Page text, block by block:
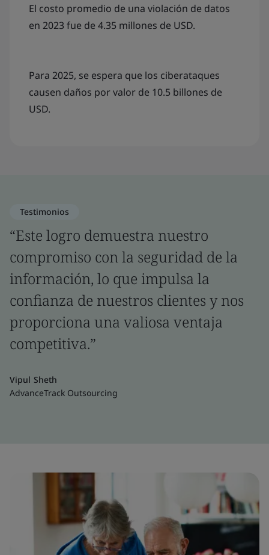
El costo promedio de una violación de datos
en 2023 fue de 4.35 millones de USD.
Para 2025, se espera que los ciberataques
causen daños por valor de 10.5 billones de
USD.
Testimonios
“Este logro demuestra nuestro
compromiso con la seguridad de la
información, lo que impulsa la
confianza de nuestros clientes y nos
proporciona una valiosa ventaja
competitiva.”
Vipul Sheth
AdvanceTrack Outsourcing